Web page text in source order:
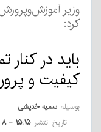
وزیر
کرد:
باید در
کیفیت و
بوسیله سمیه خدیشی
تاریخ انتشار ۱۵:۱۵ - ۸ خرداد ۱۴۰۴